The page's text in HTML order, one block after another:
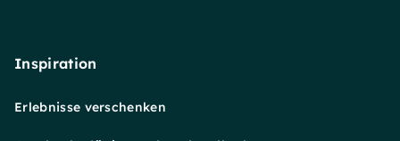
Inspiration
Erlebnisse verschenken